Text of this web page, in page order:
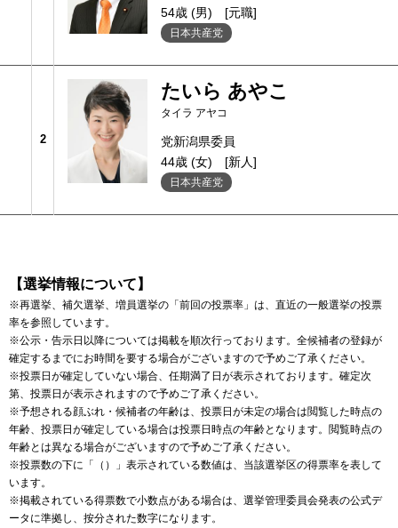
54歳 (男)
[元職]
日本共産党
2
たいら あやこ
タイラ アヤコ
党新潟県委員
44歳 (女)
[新人]
日本共産党
【選挙情報について】
※再選挙、補欠選挙、増員選挙の「前回の投票率」は、直近の一般選挙の投票
率を参照しています。
※公示・告示日以降については掲載を順次行っております。全候補者の登録が
確定するまでにお時間を要する場合がございますので予めご了承ください。
※投票日が確定していない場合、任期満了日が表示されております。確定次
第、投票日が表示されますので予めご了承ください。
※予想される顔ぶれ・候補者の年齢は、投票日が未定の場合は閲覧した時点の
年齢、投票日が確定している場合は投票日時点の年齢となります。閲覧時点の
年齢とは異なる場合がございますので予めご了承ください。
※投票数の下に「（）」表示されている数値は、当該選挙区の得票率を表して
います。
※掲載されている得票数で小数点がある場合は、選挙管理委員会発表の公式デ
ータに準拠し、按分された数字になります。